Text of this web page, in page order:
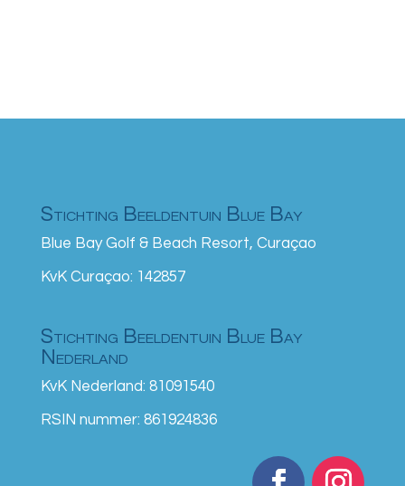
Stichting Beeldentuin Blue Bay
Blue Bay Golf & Beach Resort, Curaçao
KvK Curaçao: 142857
Stichting Beeldentuin Blue Bay
Nederland
KvK Nederland: 81091540
RSIN nummer: 861924836